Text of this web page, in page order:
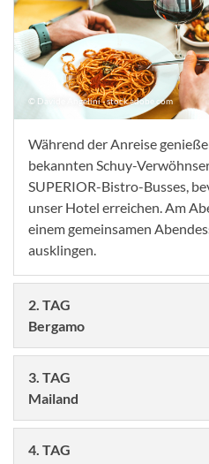
© Davide Angelini - stock.adobe.com
Während der Anreise
bekannten Schuy-
SUPERIOR-Bistro-Busses,
unser Hotel erreichen. Am
einem gemeinsamen
ausklingen.
2. TAG
Bergamo
3. TAG
Mailand
4. TAG